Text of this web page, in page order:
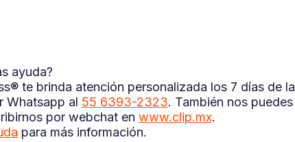
ayuda?
te brinda atención personalizada los 7 días de la
Whatsapp al 55 6393-2323. También nos puedes
por webchat en www.clip.mx.
para más información.